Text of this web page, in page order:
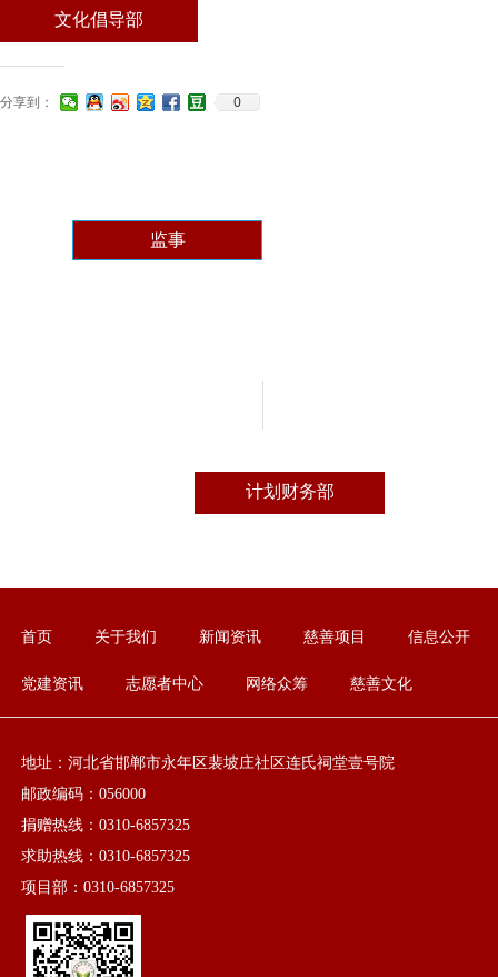
文化倡导部
计划财务部
分享到： 0
监事
首页 关于我们 新闻资讯 慈善项目 信息公开
党建资讯 志愿者中心 网络众筹 慈善文化
地址：河北省邯郸市永年区裴坡庄社区连氏祠堂壹号院
邮政编码：056000
捐赠热线：0310-6857325
求助热线：0310-6857325
项目部：0310-6857325